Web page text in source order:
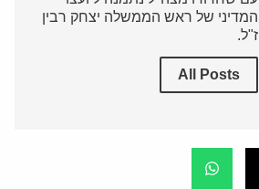
המדיני של ראש הממשלה יצחק רבין
ז"ל.
All Posts